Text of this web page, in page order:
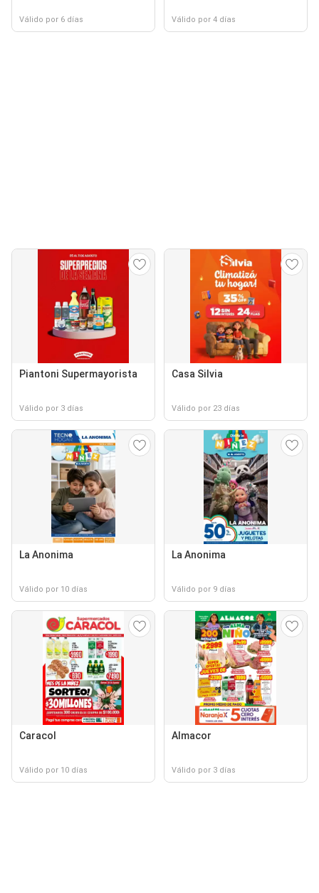
Válido por 6 días Válido por 4 días
Piantoni Supermayorista
Válido por 3 días
Casa Silvia
Válido por 23 días
La Anonima
Válido por 10 días
La Anonima
Válido por 9 días
Caracol
Válido por 10 días
Almacor
Válido por 3 días